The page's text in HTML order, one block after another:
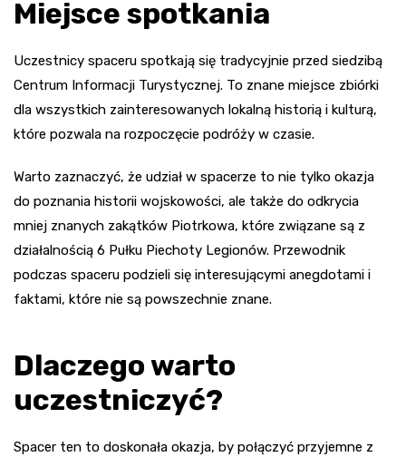
Miejsce spotkania
Uczestnicy spaceru spotkają się tradycyjnie przed siedzibą
Centrum Informacji Turystycznej. To znane miejsce zbiórki
dla wszystkich zainteresowanych lokalną historią i kulturą,
które pozwala na rozpoczęcie podróży w czasie.
Warto zaznaczyć, że udział w spacerze to nie tylko okazja
do poznania historii wojskowości, ale także do odkrycia
mniej znanych zakątków Piotrkowa, które związane są z
działalnością 6 Pułku Piechoty Legionów. Przewodnik
podczas spaceru podzieli się interesującymi anegdotami i
faktami, które nie są powszechnie znane.
Dlaczego warto
uczestniczyć?
Spacer ten to doskonała okazja, by połączyć przyjemne z